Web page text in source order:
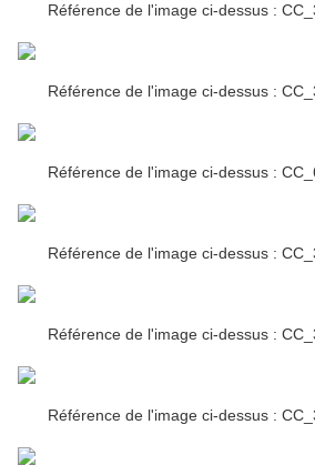
Référence de l'image ci-dessus :
Référence de l'image ci-dessus :
Référence de l'image ci-dessus :
Référence de l'image ci-dessus :
Référence de l'image ci-dessus :
Référence de l'image ci-dessus :